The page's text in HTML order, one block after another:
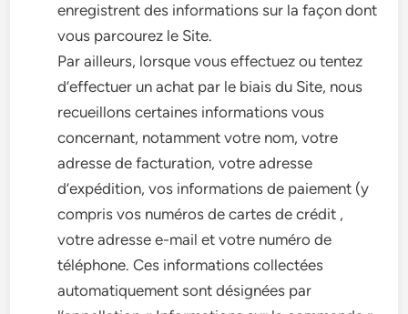
enregistrent des informations sur la façon dont
vous parcourez le Site.
Par ailleurs, lorsque vous effectuez ou tentez
d’effectuer un achat par le biais du Site, nous
recueillons certaines informations vous
concernant, notamment votre nom, votre
adresse de facturation, votre adresse
d’expédition, vos informations de paiement (y
compris vos numéros de cartes de crédit ,
votre adresse e-mail et votre numéro de
téléphone. Ces informations collectées
automatiquement sont désignées par